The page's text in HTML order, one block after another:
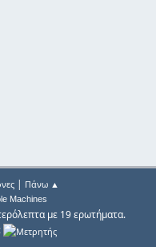
| Πάνω ▲
Machines
με 19 ερωτήματα.